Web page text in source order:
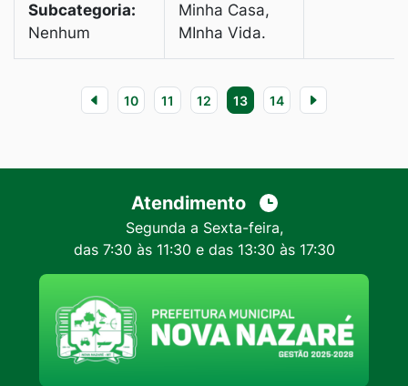
Subcategoria:
Nenhum
Minha Casa,
MInha Vida.
10 11 12 13 14
Atendimento
Segunda a Sexta-feira,
das 7:30 às 11:30 e das 13:30 às 17:30